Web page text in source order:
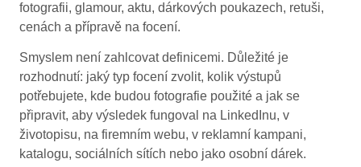
fotografii, glamour, aktu, dárkových poukazech, retuši,
cenách a přípravě na focení.
Smyslem není zahlcovat definicemi. Důležité je
rozhodnutí: jaký typ focení zvolit, kolik výstupů
potřebujete, kde budou fotografie použité a jak se
připravit, aby výsledek fungoval na LinkedInu, v
životopisu, na firemním webu, v reklamní kampani,
katalogu, sociálních sítích nebo jako osobní dárek.